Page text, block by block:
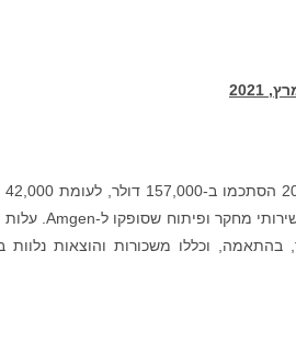
58,000 דולר ו-42,000 דולר, בהתאמה, וכללו